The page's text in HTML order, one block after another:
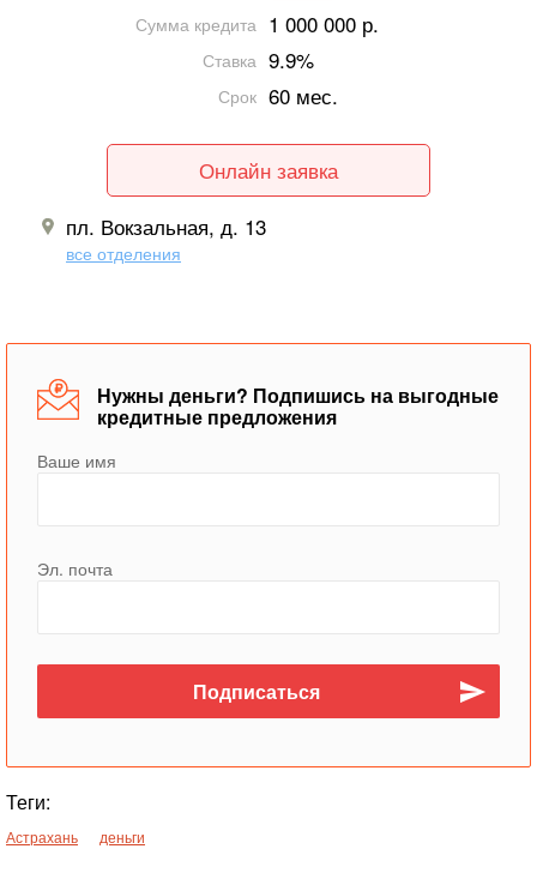
Сумма кредита 1 000 000 р.
Ставка 9.9%
Срок 60 мес.
Онлайн заявка
пл. Вокзальная, д. 13
все отделения
Нужны деньги? Подпишись на выгодные
кредитные предложения
Ваше имя
Эл. почта
Теги:
Астрахань деньги